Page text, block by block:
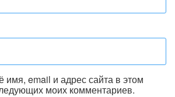
имя, email и адрес сайта в этом
моих комментариев.